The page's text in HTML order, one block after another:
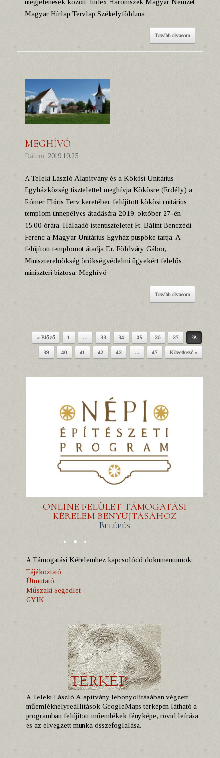
megjelenések között. Index Háromszék Magyar Nemzet
Magyar Hírlap Tervlap Székelyföld.ma
Tovább olvasom
MEGHÍVÓ
Dátum: 2019.10.25.
A Teleki László Alapítvány és a Kökösi Unitárius
Egyházközség tisztelettel meghívja Kökösre (Erdély) a
Rómer Flóris Terv keretében felújított kökösi unitárius
templom ünnepélyes átadására 2019. október 27-én
15.00 órára. Hálaadó istentiszteletet Ft. Bálint Benczédi
Ferenc a Magyar Unitárius Egyház püspöke tartja. A
felújított templomot átadja Dr. Földváry Gábor,
Miniszterelnökség örökségvédelmi ügyekért felelős
miniszteri biztosa. Meghívó
Tovább olvasom
Post navigation
« Előző 1 … 33 34 35 36 37 38
39 40 41 42 43 … 47 Következő »
ONLINE FELÜLET TÁMOGATÁSI
KÉRELEM BENYÚJTÁSÁHOZ
Belépés
A Támogatási Kérelemhez kapcsolódó dokumentumok:
Tájékoztató
Útmutató
Műszaki Segédlet
GYIK
A Teleki László Alapítvány lebonyolításában végzett
műemlékhelyreállítások GoogleMaps térképén látható a
programban felújított műemlékek fényképe, rövid leírása
és az elvégzett munka összefoglalása.